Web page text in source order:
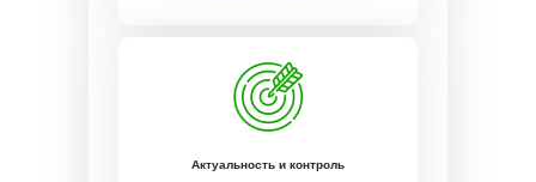
Актуальность и контроль